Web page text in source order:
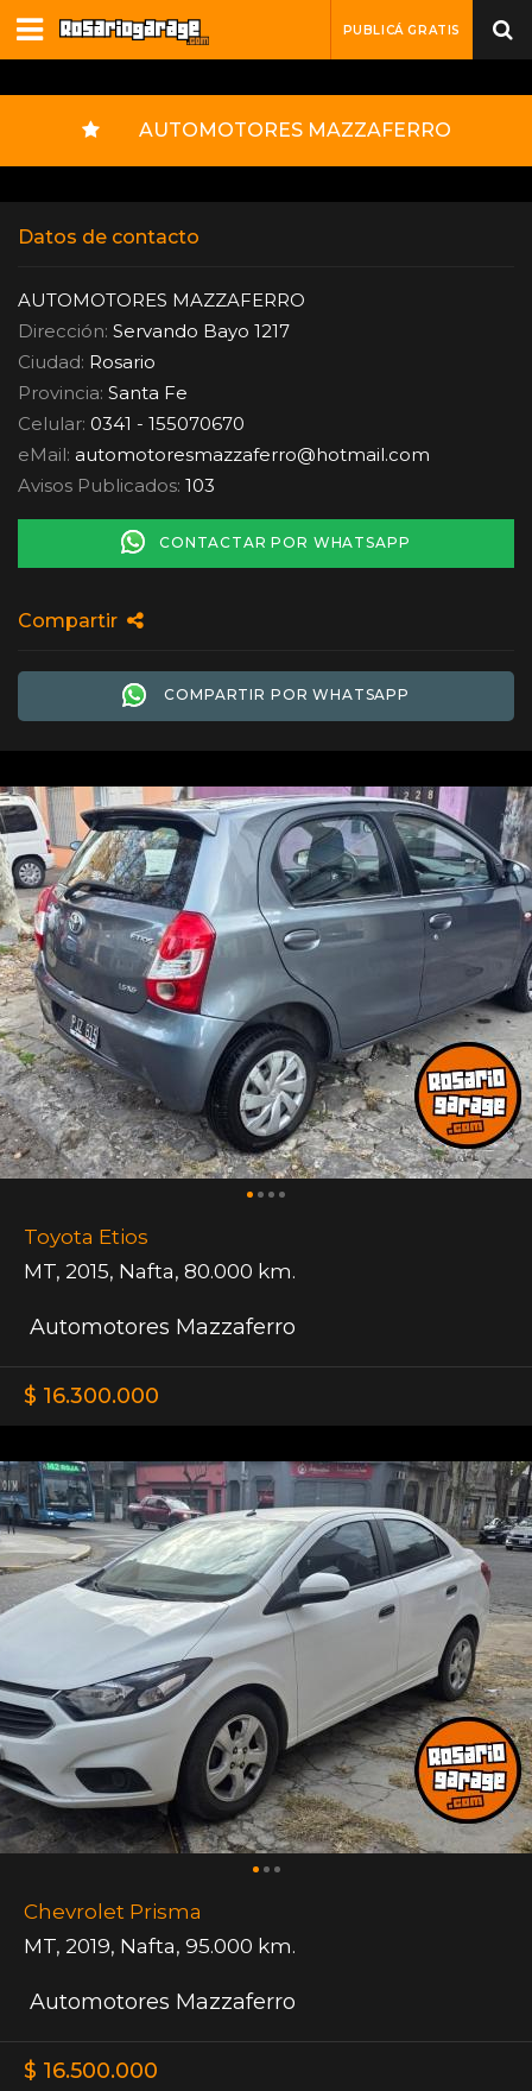
PUBLICÁ GRATIS
AUTOMOTORES MAZZAFERRO
Datos de contacto
AUTOMOTORES MAZZAFERRO
Dirección: Servando Bayo 1217
Ciudad: Rosario
Provincia: Santa Fe
Celular: 0341 - 155070670
eMail: automotoresmazzaferro@hotmail.com
Avisos Publicados: 103
CONTACTAR POR WHATSAPP
Compartir
COMPARTIR POR WHATSAPP
Toyota Etios
MT, 2015, Nafta, 80.000 km.
Automotores Mazzaferro
$ 16.300.000
Chevrolet Prisma
MT, 2019, Nafta, 95.000 km.
Automotores Mazzaferro
$ 16.500.000